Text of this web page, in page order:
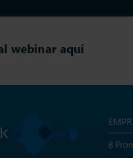
webinar aquí
8